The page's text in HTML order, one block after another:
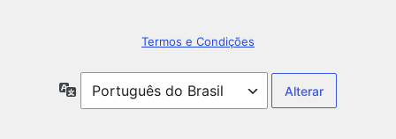
Termos e Condições
Idioma